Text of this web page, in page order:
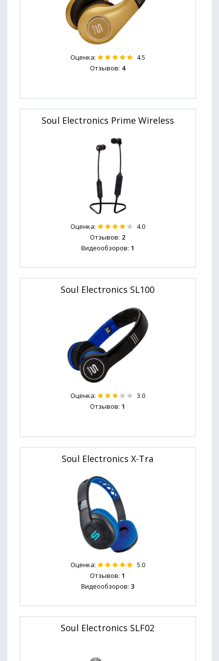
Оценка: 4.5
Отзывов: 4
Soul Electronics Prime Wireless
Оценка: 4.0
Отзывов: 2
Видеообзоров: 1
Soul Electronics SL100
Оценка: 3.0
Отзывов: 1
Soul Electronics X-Tra
Оценка: 5.0
Отзывов: 1
Видеообзоров: 3
Soul Electronics SLF02